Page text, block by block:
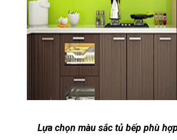
Lựa chọn màu sắc tủ bếp phù